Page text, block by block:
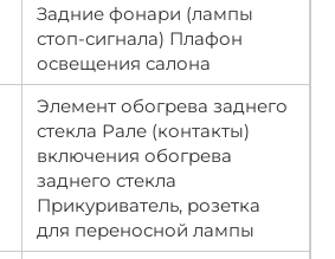
Задние фонари (лампы
стоп-сигнала) Плафон
освещения салона
Элемент обогрева заднего
стекла Рале (контакты)
включения обогрева
заднего стекла
Прикуриватель, розетка
для переносной лампы